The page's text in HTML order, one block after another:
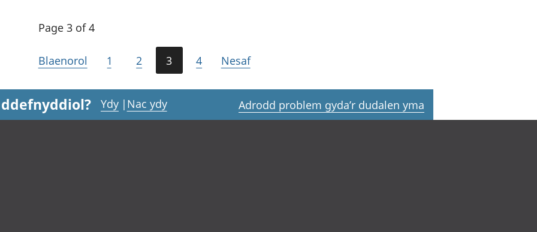
Page 3 of 4
Blaenorol 1 2 3 4 Nesaf
Ydy | Nac ydy Adrodd problem gyda’r dudalen yma